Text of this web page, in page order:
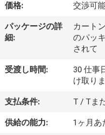
オ
達
つ
い
価格: 交渉可
パッケージの詳
細:
カート
のパッ
されて
受渡し時間:
30 仕事
け取り
支払条件: T / Tま
供給の能力: 1ヶ月あ